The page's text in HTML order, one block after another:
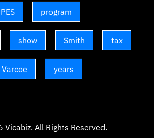
PES program
show Smith tax
Varcoe years
Vicabiz. All Rights Reserved.